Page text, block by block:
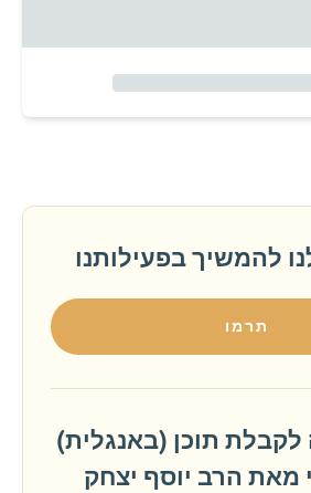
להמשיך בפעילותנו
תרמו
תוכן (באנגלית)
מאת הרב יוסף יצחק